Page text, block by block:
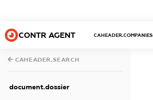
CONTR AGENT CAHEADER.COMPANIES
CAHEADER.SEARCH
document.dossier